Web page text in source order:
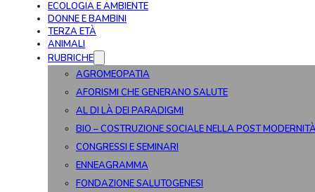
ECOLOGIA E AMBIENTE
DONNE E BAMBINI
TERZA ETÀ
ANIMALI
RUBRICHE
AGROMEOPATIA
AFORISMI CHE GENERANO SALUTE
AL DI LÀ DEI PARADIGMI
BIO – COSTRUZIONE SOCIALE NELLA POST
CONGRESSI E SEMINARI
ENNEAGRAMMA
FONDAZIONE SALUTOGENESI